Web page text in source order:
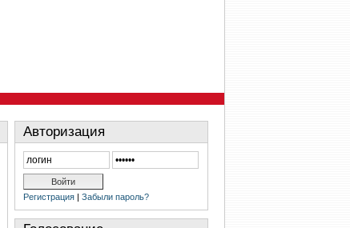
Авторизация
Регистрация | Забыли пароль?